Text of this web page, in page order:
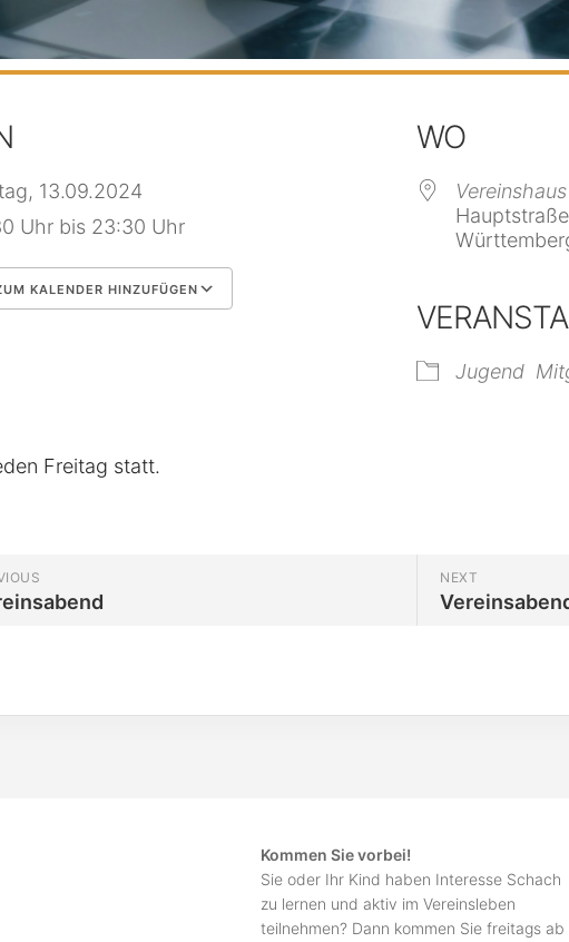
13.09.2024
Uhr bis 23:30 Uhr
KALENDER HINZUFÜGEN
WO
Vereinshaus
Jugend
Freitag statt.
NEXT
Kommen Sie vorbei!
Sie oder Ihr Kind haben Interesse Schach
zu lernen und aktiv im Vereinsleben
teilnehmen? Dann kommen Sie freitags ab